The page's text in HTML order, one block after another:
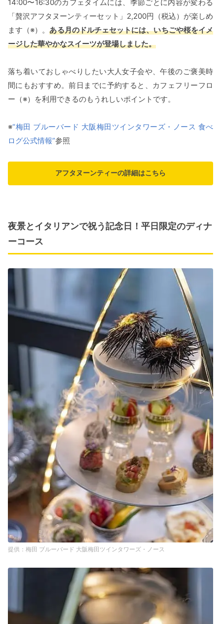
14:00〜16:30のカフェタイムには、季節ごとに内容が変わる
「贅沢アフタヌーンティーセット」2,200円（税込）が楽しめ
ます（※）。ある月のドルチェセットには、いちごや桜をイメ
ージした華やかなスイーツが登場しました。
落ち着いておしゃべりしたい大人女子会や、午後のご褒美時
間にもおすすめ。前日までに予約すると、カフェフリーフロ
ー（※）を利用できるのもうれしいポイントです。
※“梅田 ブルーバード 大阪梅田ツインタワーズ・ノース 食べ
ログ公式情報”参照
アフタヌーンティーの詳細はこちら
夜景とイタリアンで祝う記念日！平日限定のディナ
ーコース
梅田 ブルーバード 大阪梅田ツインタワーズ・ノース